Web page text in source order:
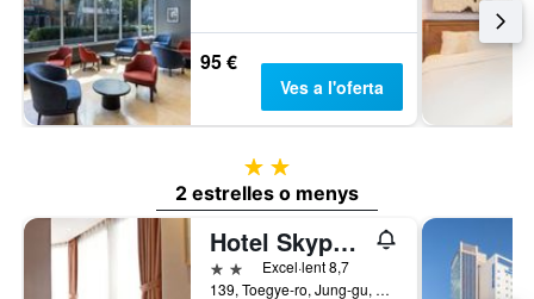
95 €
Ves a l'oferta
2 estrelles
2 estrelles o menys
Hotel Skypark Myeongdong III
2 estrellesExcel·lent 8,7
139, Toegye-ro, Jung-gu, Seül, Corea del Sud